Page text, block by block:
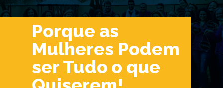
Porque as
Mulheres Podem
ser Tudo o que